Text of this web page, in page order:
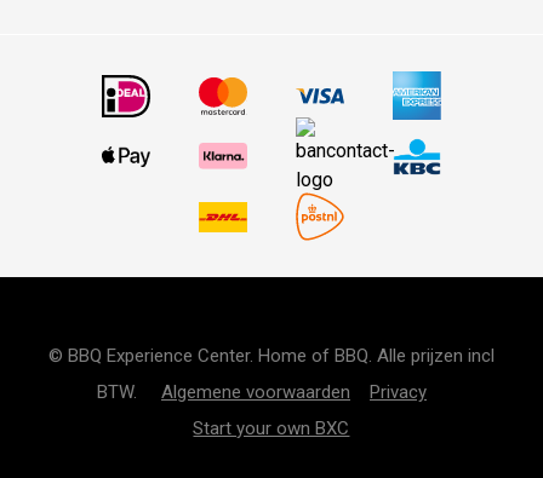
© BBQ Experience Center. Home of BBQ. Alle prijzen incl
BTW. Algemene voorwaarden
Privacy
Start your own BXC